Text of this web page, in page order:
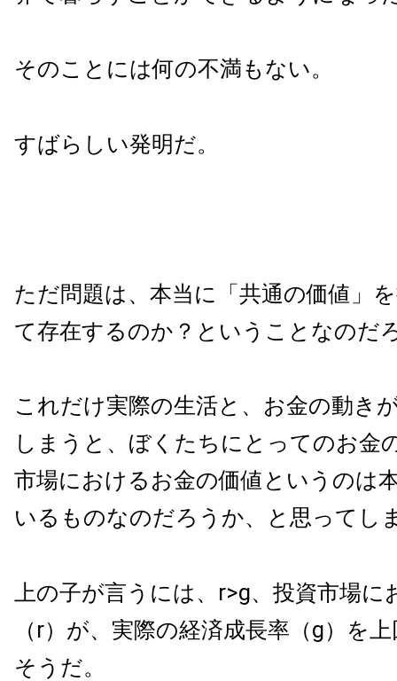
そのことには何の不満もない。
すばらしい発明だ。
ただ問題は、本当に「共通の価値」
て存在するのか？ということなのだ
これだけ実際の生活と、お金の動き
しまうと、ぼくたちにとってのお金
市場におけるお金の価値というのは
いるものなのだろうか、と思ってし
上の子が言うには、r>g、投資市場に
（r）が、実際の経済成長率（g）を
そうだ。